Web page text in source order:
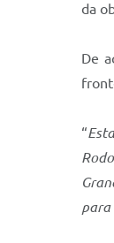
da
De
“
para